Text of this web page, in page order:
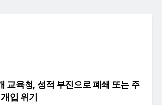
교육청, 성적 부진으로 폐쇄 또는 주
입 위기